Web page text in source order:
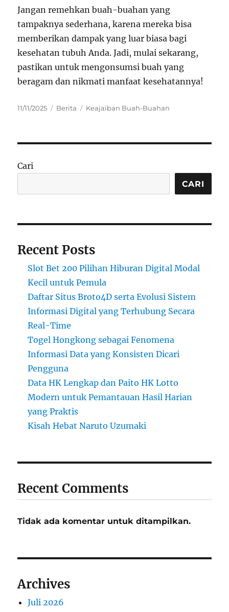
Jangan remehkan buah-buahan yang
tampaknya sederhana, karena mereka bisa
memberikan dampak yang luar biasa bagi
kesehatan tubuh Anda. Jadi, mulai sekarang,
pastikan untuk mengonsumsi buah yang
beragam dan nikmati manfaat kesehatannya!
Posted
11/11/2025 Categories
Berita Tags
Keajaiban Buah-Buahan
Cari
CARI
Recent Posts
Slot Bet 200 Pilihan Hiburan Digital Modal
Kecil untuk Pemula
Daftar Situs Broto4D serta Evolusi Sistem
Informasi Digital yang Terhubung Secara
Real-Time
Togel Hongkong sebagai Fenomena
Informasi Data yang Konsisten Dicari
Pengguna
Data HK Lengkap dan Paito HK Lotto
Modern untuk Pemantauan Hasil Harian
yang Praktis
Kisah Hebat Naruto Uzumaki
Recent Comments
Tidak ada komentar untuk ditampilkan.
Archives
Juli 2026